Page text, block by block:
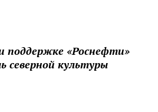
поддержке «Роснефти»
северной культуры